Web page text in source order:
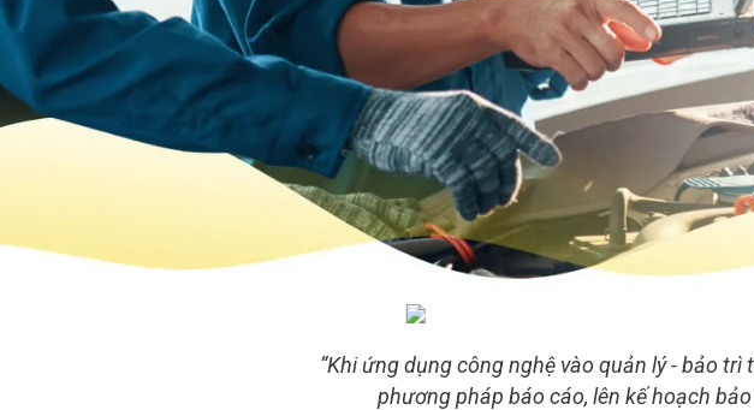
“Khi ứng dụng công nghệ vào quản lý - bảo
phương pháp báo cáo, lên kế hoạch